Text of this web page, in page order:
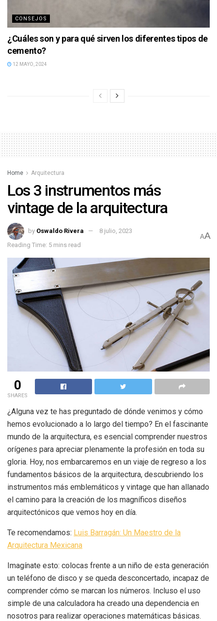
CONSEJOS
¿Cuáles son y para qué sirven los diferentes tipos de
cemento?
12 MAYO, 2024
Home Arquitectura
Los 3 instrumentos más
vintage de la arquitectura
by Oswaldo Rivera
8 julio, 2023
Reading Time: 5 mins read
AA
0
SHARES
¿Alguna vez te has preguntado de dónde venimos y cómo
hemos evolucionado a lo largo del tiempo? En el fascinante
mundo de la arquitectura, es esencial comprender nuestros
orígenes para apreciar plenamente la profesión en toda su
gloria. Hoy, nos embarcaremos en un viaje de regreso a los
fundamentos básicos de la arquitectura, descubriendo los
instrumentos más emblemáticos y vintage que han allanado
el camino para la creación de los magníficos diseños
arquitectónicos que vemos hoy en día.
Te recomendamos: Luis Barragán: Un Maestro de la
Arquitectura Mexicana
Imagínate esto: colocas frente a un niño de esta generación
un teléfono de disco y se queda desconcertado, incapaz de
comprender cómo se marcan los números. Incluso el uso
simple de una calculadora ha creado una dependencia en
nosotros para realizar operaciones matemáticas básicas.